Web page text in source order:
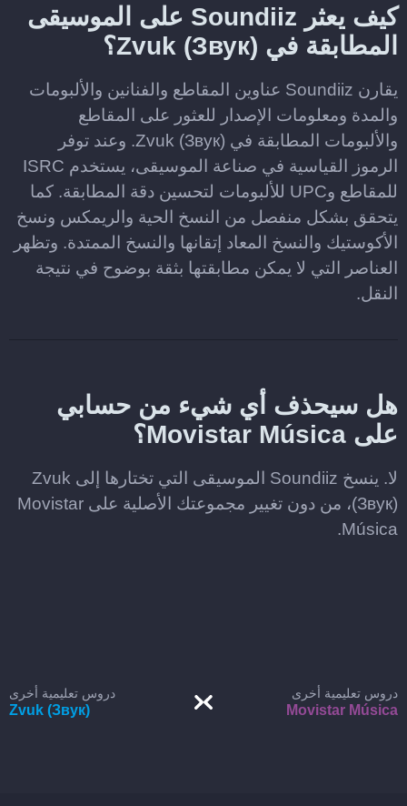
كيف يعثر Soundiiz على الموسيقى
المطابقة في Zvuk (Звук)؟
يقارن Soundiiz عناوين المقاطع والفنانين والألبومات
والمدة ومعلومات الإصدار للعثور على المقاطع
والألبومات المطابقة في Zvuk (Звук). وعند توفر
الرموز القياسية في صناعة الموسيقى، يستخدم ISRC
للمقاطع وUPC للألبومات لتحسين دقة المطابقة. كما
يتحقق بشكل منفصل من النسخ الحية والريمكس ونسخ
الأكوستيك والنسخ المعاد إتقانها والنسخ الممتدة. وتظهر
العناصر التي لا يمكن مطابقتها بثقة بوضوح في نتيجة
النقل.
هل سيحذف أي شيء من حسابي
على Movistar Música؟
لا. ينسخ Soundiiz الموسيقى التي تختارها إلى Zvuk
(Звук)، من دون تغيير مجموعتك الأصلية على Movistar
Música.
دروس تعليمية أخرى
Movistar Música
دروس تعليمية أخرى
Zvuk (Звук)